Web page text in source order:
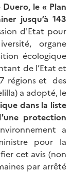
le « Plan
jusqu’à 143
d'Etat pour
organe
écologique
de l’Etat et
régions et des
a adopté, le
dans la liste
protection
a
pour la
cet avis (non
par arrêté